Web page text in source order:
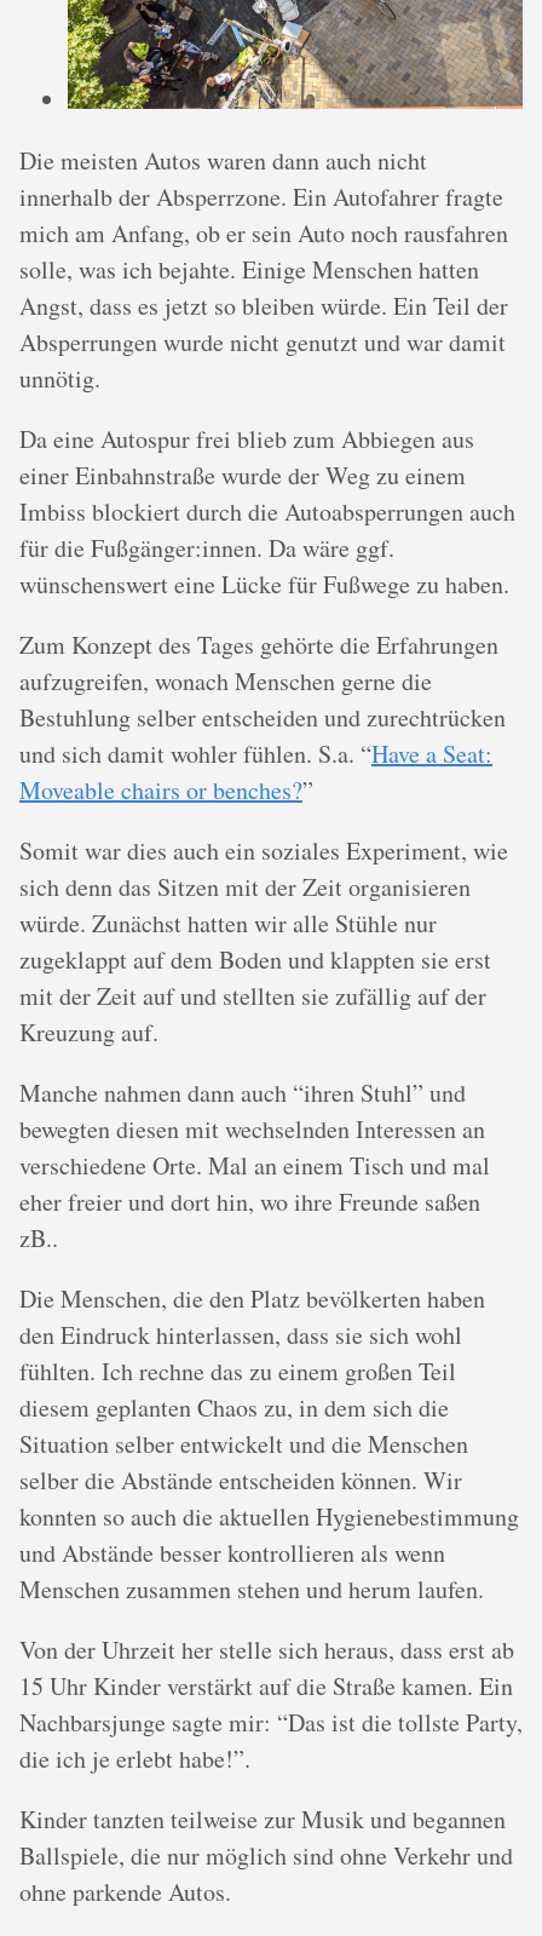
Die meisten Autos waren dann auch nicht
innerhalb der Absperrzone. Ein Autofahrer fragte
mich am Anfang, ob er sein Auto noch rausfahren
solle, was ich bejahte. Einige Menschen hatten
Angst, dass es jetzt so bleiben würde. Ein Teil der
Absperrungen wurde nicht genutzt und war damit
unnötig.
Da eine Autospur frei blieb zum Abbiegen aus
einer Einbahnstraße wurde der Weg zu einem
Imbiss blockiert durch die Autoabsperrungen auch
für die Fußgänger:innen. Da wäre ggf.
wünschenswert eine Lücke für Fußwege zu haben.
Zum Konzept des Tages gehörte die Erfahrungen
aufzugreifen, wonach Menschen gerne die
Bestuhlung selber entscheiden und zurechtrücken
und sich damit wohler fühlen. S.a. “Have a Seat:
Moveable chairs or benches?”
Somit war dies auch ein soziales Experiment, wie
sich denn das Sitzen mit der Zeit organisieren
würde. Zunächst hatten wir alle Stühle nur
zugeklappt auf dem Boden und klappten sie erst
mit der Zeit auf und stellten sie zufällig auf der
Kreuzung auf.
Manche nahmen dann auch “ihren Stuhl” und
bewegten diesen mit wechselnden Interessen an
verschiedene Orte. Mal an einem Tisch und mal
eher freier und dort hin, wo ihre Freunde saßen
zB..
Die Menschen, die den Platz bevölkerten haben
den Eindruck hinterlassen, dass sie sich wohl
fühlten. Ich rechne das zu einem großen Teil
diesem geplanten Chaos zu, in dem sich die
Situation selber entwickelt und die Menschen
selber die Abstände entscheiden können. Wir
konnten so auch die aktuellen Hygienebestimmung
und Abstände besser kontrollieren als wenn
Menschen zusammen stehen und herum laufen.
Von der Uhrzeit her stelle sich heraus, dass erst ab
15 Uhr Kinder verstärkt auf die Straße kamen. Ein
Nachbarsjunge sagte mir: “Das ist die tollste Party,
die ich je erlebt habe!”.
Kinder tanzten teilweise zur Musik und begannen
Ballspiele, die nur möglich sind ohne Verkehr und
ohne parkende Autos.